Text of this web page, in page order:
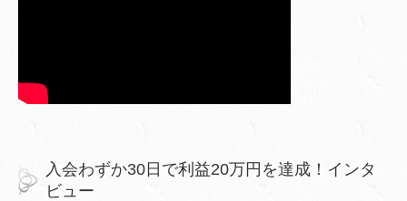
入会わずか30日で利益20万円を達成！インタ
ビュー